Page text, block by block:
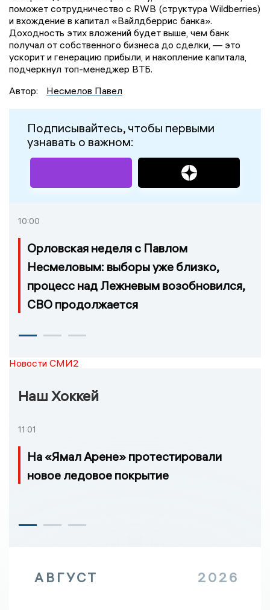
поможет сотрудничество с RWB (структура Wildberries)
и вхождение в капитал «Вайлдберрис банка».
Доходность этих вложений будет выше, чем банк
получал от собственного бизнеса до сделки, — это
ускорит и генерацию прибыли, и накопление капитала,
подчеркнул топ-менеджер ВТБ.
Автор:
Несмелов Павел
Подписывайтесь, чтобы первыми
узнавать о важном:
10:00
Орловская неделя с Павлом
Несмеловым: выборы уже близко,
процесс над Лежневым возобновился,
СВО продолжается
Новости СМИ2
Наш Хоккей
11:01
На «Ямал Арене» протестировали
новое ледовое покрытие
АВГУСТ 2026